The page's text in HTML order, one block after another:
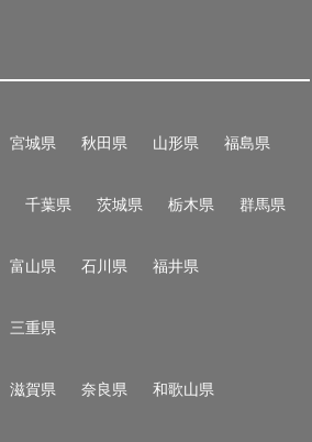
宮城県 秋田県 山形県 福島県
千葉県 茨城県 栃木県 群馬県
富山県 石川県 福井県
三重県
滋賀県 奈良県 和歌山県